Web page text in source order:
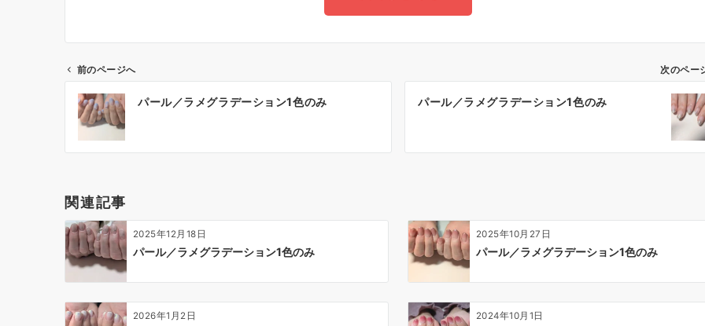
前のページへ
パール／ラメグラデーション1色のみ
次のペー
パール／ラメグラデーション1色のみ
関連記事
2025年12月18日
パール／ラメグラデーション1色のみ
2025年10月27日
パール／ラメグラデーション1色のみ
2026年1月2日 2024年10月1日